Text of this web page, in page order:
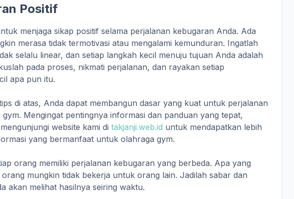
Positif
menjaga sikap positif selama perjalanan kebugaran Anda. Ada
merasa tidak termotivasi atau mengalami kemunduran. Ingatlah
selalu linear, dan setiap langkah kecil menuju tujuan Anda adalah
pada proses, nikmati perjalanan, dan rayakan setiap
apa pun itu.
di atas, Anda dapat membangun dasar yang kuat untuk perjalanan
Mengingat pentingnya informasi dan panduan yang tepat,
website kami di takjanji.web.id untuk mendapatkan lebih
yang bermanfaat untuk olahraga gym.
orang memiliki perjalanan kebugaran yang berbeda. Apa yang
mungkin tidak bekerja untuk orang lain. Jadilah sabar dan
akan melihat hasilnya seiring waktu.